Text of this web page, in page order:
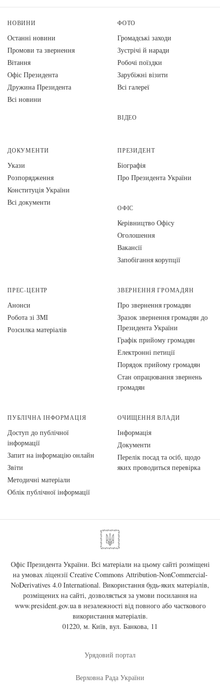
НОВИНИ
Останні новини
Промови та звернення
Вiтання
Офіс Президента
Дружина Президента
Всі новини
ФОТО
Громадські заходи
Зустрічі й наради
Робочі поїздки
Зарубіжні візити
Всі галереї
ВІДЕО
ДОКУМЕНТИ
Укази
Розпорядження
Конституція України
Всі документи
ПРЕЗИДЕНТ
Біографія
Про Президента України
ОФІС
Керівництво Офісу
Оголошення
Вакансії
Запобігання корупції
ПРЕС-ЦЕНТР
Анонси
Робота зі ЗМІ
Розсилка матеріалів
ЗВЕРНЕННЯ ГРОМАДЯН
Про звернення громадян
Зразок звернення громадян до
Президента України
Графік прийому громадян
Електронні петиції
Порядок прийому громадян
Стан опрацювання звернень
громадян
ПУБЛІЧНА ІНФОРМАЦІЯ
Доступ до публічної
інформації
Запит на інформацію онлайн
Звіти
Методичні матеріали
Облік публічної інформації
ОЧИЩЕННЯ ВЛАДИ
Інформація
Документи
Перелік посад та осіб, щодо
яких проводиться перевірка
Офіс Президента України. Всі матеріали на цьому сайті розміщені
на умовах ліцензії Creative Commons Attribution-NonCommercial-
NoDerivatives 4.0 International. Використання будь-яких матеріалів,
розміщених на сайті, дозволяється за умови посилання на
www.president.gov.uaв незалежності від повного або часткового
використання матеріалів.
01220, м. Київ, вул. Банкова, 11
Урядовий портал
Верховна Рада України